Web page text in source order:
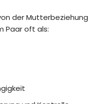
der Mutterbeziehung
Paar oft als: